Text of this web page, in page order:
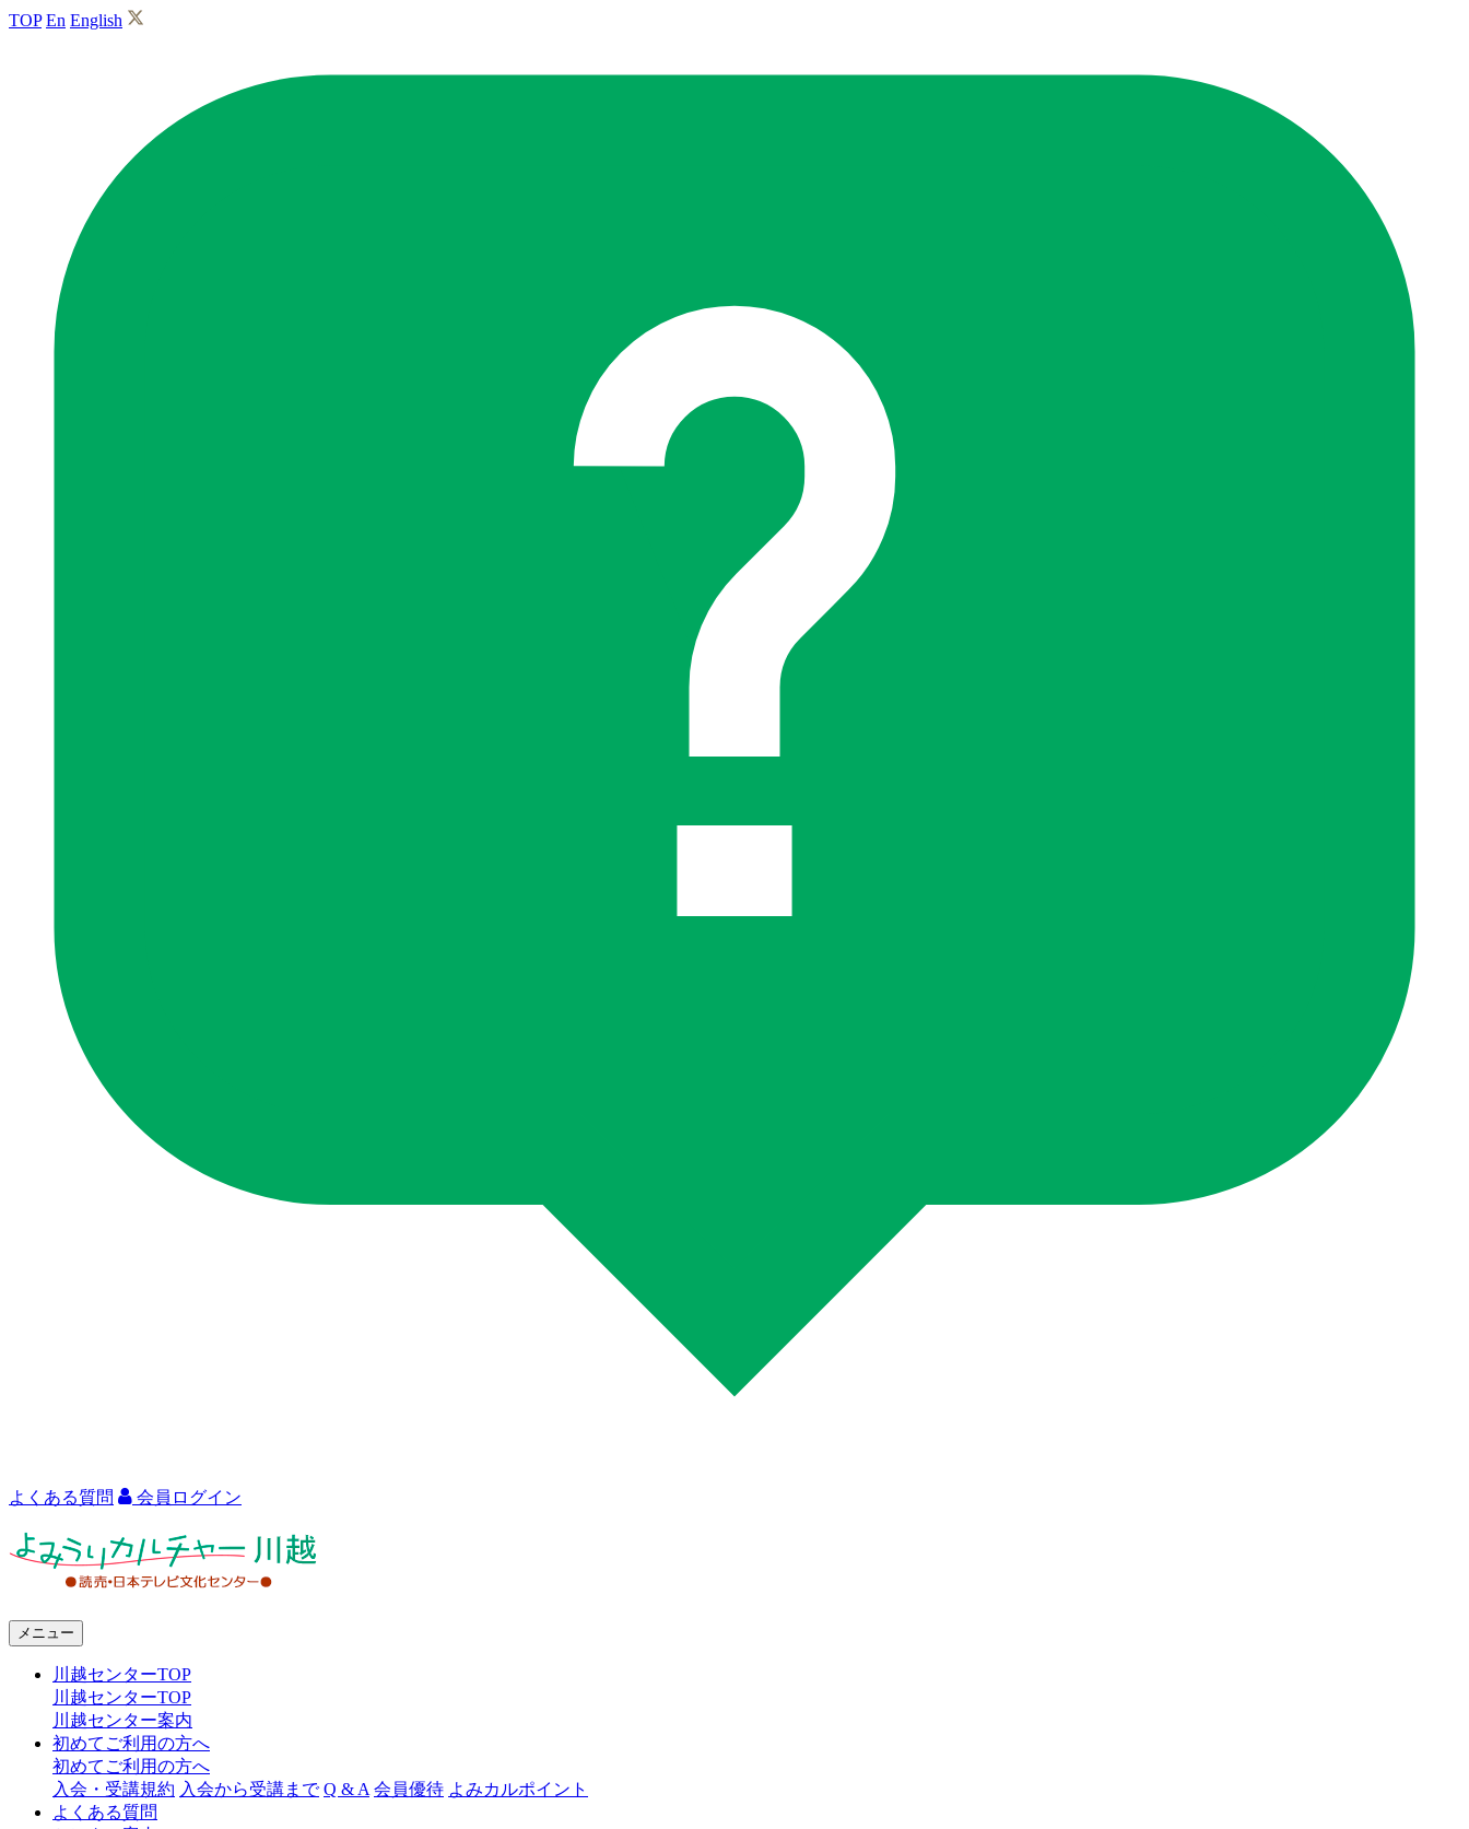
TOP En English
よくある質問 会員ログイン
ャ
メニュー
川越センターTOP
川越センターTOP
川越センター案内
初めてご利用の方へ
初めてご利用の方へ
入会・受講規約 入会から受講まで Q & A 会員優待 よみカルポイント
よくある質問